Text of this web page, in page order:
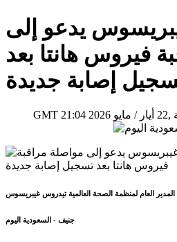
يدعو إلى
فيروس هانتا بعد
إصابة جديدة
GMT / مايو
المدير العام لمنظمة الصحة العالمية تيدروس غيبريسوس
جنيف - السعودية اليوم